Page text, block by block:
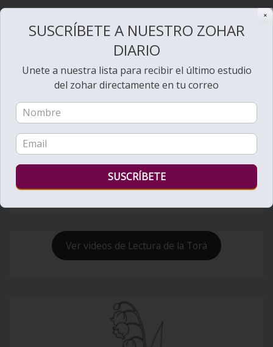
Bienvenido al Zohar
Ver videos de Lectura de la Torá
✕
SUSCRÍBETE A NUESTRO ZOHAR
DIARIO
Unete a nuestra lista para recibir el último estudio
del zohar directamente en tu correo